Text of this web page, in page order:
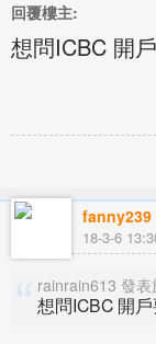
回覆樓主:
想問ICBC 開
fanny239
18-3-6
rainrain613 發
想問ICBC 開